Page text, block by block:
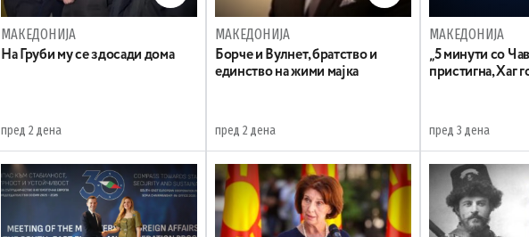
МАКЕДОНИЈА
На Груби му се здосади дома
пред 2 дена
МАКЕДОНИЈА
Борче и Вулнет, братство и
единство на жими мајка
пред 2 дена
МАКЕДОНИЈА
„5 минути со
пристигна, Хаг
пред 3 дена